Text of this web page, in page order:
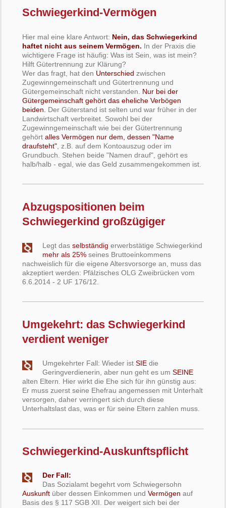
Schwiegerkind-Vermögen
Hier mal eine klare Antwort: Nein, das Schwiegerkind
haftet nicht aus seinem Vermögen. In der Praxis die
wichtigere Frage ist häufig: Was ist Sein, was ist mein?
Hilft Gütertrennung zur Klärung?
Wer das fragt, hat den Unterschied zwischen
Zugewinngemeinschaft und Gütertrennung und
Gütergemeinschaft nicht verstanden. Nur bei der
Gütergemeinschaft gehört das eheliche Verbögen
beiden.
Der Güterstand ist selten und war früher in der
Landwirtschaft verbreitet. Sowohl bei der
Zugewinngemeinschaft wie bei der Gütertrennung
gehört alles Vermögen nur dem, dessen "Name
draufsteht" , z.B. auf dem Kontoauszug oder im
Grundbuch. Stehen beide "Namen drauf", gehört es
halb/halb - egal, wie das Geld zusammengekommen ist.
Abzugspositionen beim
Schwiegerkind großzügiger
Legt das selbständig erwerbstätige Schwiegerkind
mehr als 25% seines Bruttoeinkommens
nachweislich für die eigene Altersvorsorge an, muss das
akzeptiert werden: Pfälzisches OLG Zweibrücken vom
6.6.2014 - 2 UF 176/12.
Umgekehrt: das Schwiegerkind
verdient weniger
Umgekehrter Fall: Wieder ist SIE die
Geringverdienerin, aber nun geht es um SEINE
alten Eltern. Hier wirkt die Ehe sich für ihn günstig aus:
Er muss zuerst seine Ehefrau angemessen mit Unterhalt
versorgen, daher verringert sich durch diese
Unterhaltslast das, was er für seine Eltern zahlen muss.
Schwiegerkind-Auskunftspflicht
Der Fall:
Das Sozialamt begehrt vom Schwiegersohn
Auskunft über dessen Einkommen und Vermögen auf
Basis des § 117 SGB XII. Der weigert sich bei der